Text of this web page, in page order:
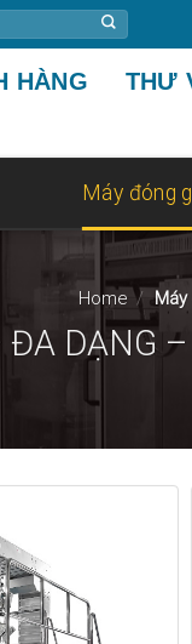
HÀNG THƯ
Máy đóng
Home / Máy
DẠNG